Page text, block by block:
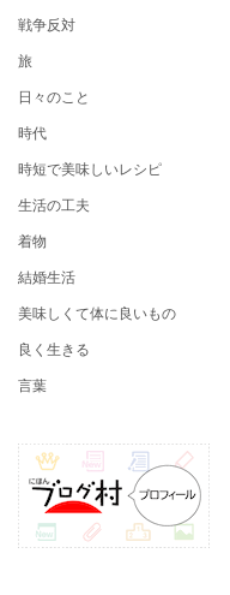
戦争反対
旅
日々のこと
時代
時短で美味しいレシピ
生活の工夫
着物
結婚生活
美味しくて体に良いもの
良く生きる
言葉